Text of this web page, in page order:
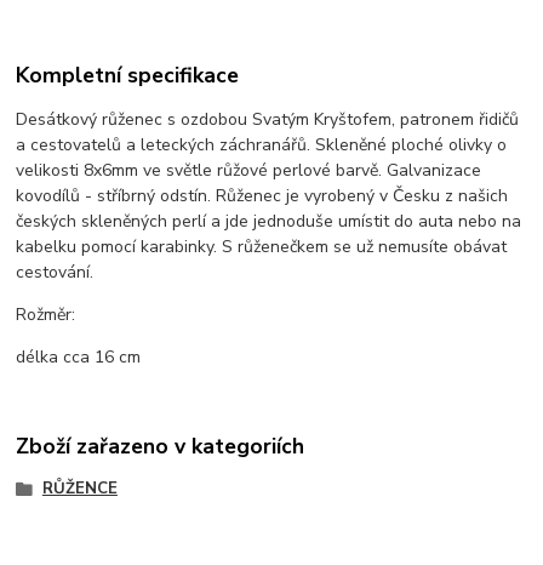
Kompletní specifikace
Desátkový růženec s ozdobou Svatým Kryštofem, patronem řidičů
a cestovatelů a leteckých záchranářů. Skleněné ploché olivky o
velikosti 8x6mm ve světle růžové perlové barvě. Galvanizace
kovodílů - stříbrný odstín. Růženec je vyrobený v Česku z našich
českých skleněných perlí a jde jednoduše umístit do auta nebo na
kabelku pomocí karabinky. S růženečkem se už nemusíte obávat
cestování.
Rožměr:
délka cca 16 cm
Zboží zařazeno v kategoriích
RŮŽENCE